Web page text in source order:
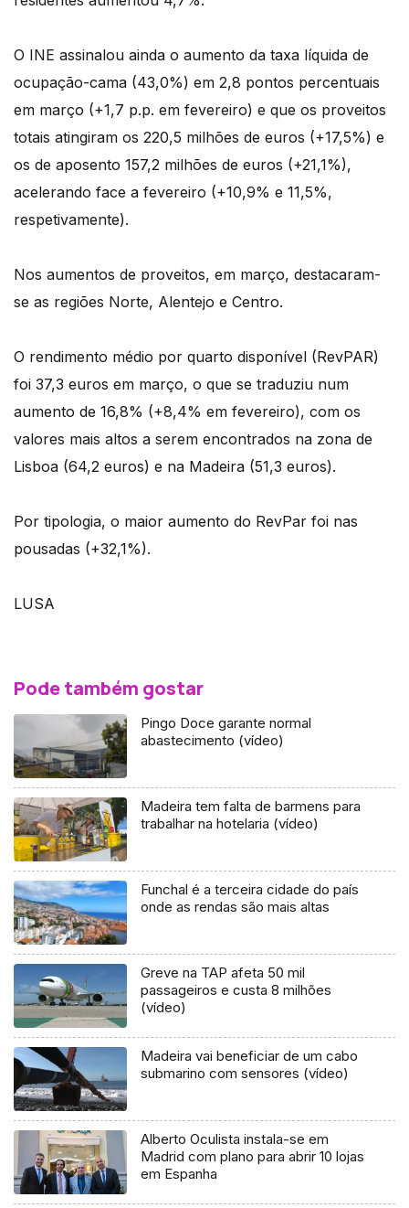
O INE assinalou ainda o aumento da taxa líquida de
ocupação-cama (43,0%) em 2,8 pontos percentuais
em março (+1,7 p.p. em fevereiro) e que os proveitos
totais atingiram os 220,5 milhões de euros (+17,5%) e
os de aposento 157,2 milhões de euros (+21,1%),
acelerando face a fevereiro (+10,9% e 11,5%,
respetivamente).
Nos aumentos de proveitos, em março, destacaram-
se as regiões Norte, Alentejo e Centro.
O rendimento médio por quarto disponível (RevPAR)
foi 37,3 euros em março, o que se traduziu num
aumento de 16,8% (+8,4% em fevereiro), com os
valores mais altos a serem encontrados na zona de
Lisboa (64,2 euros) e na Madeira (51,3 euros).
Por tipologia, o maior aumento do RevPar foi nas
pousadas (+32,1%).
LUSA
Pode também gostar
Pingo Doce garante normal
abastecimento (vídeo)
Madeira tem falta de barmens para
trabalhar na hotelaria (vídeo)
Funchal é a terceira cidade do país
onde as rendas são mais altas
Greve na TAP afeta 50 mil
passageiros e custa 8 milhões
(vídeo)
Madeira vai beneficiar de um cabo
submarino com sensores (vídeo)
Alberto Oculista instala-se em
Madrid com plano para abrir 10 lojas
em Espanha